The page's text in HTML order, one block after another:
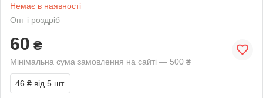
Немає в наявності
Опт і роздріб
60 ₴
Мінімальна сума замовлення на сайті — 500 ₴
46 ₴ від 5 шт.